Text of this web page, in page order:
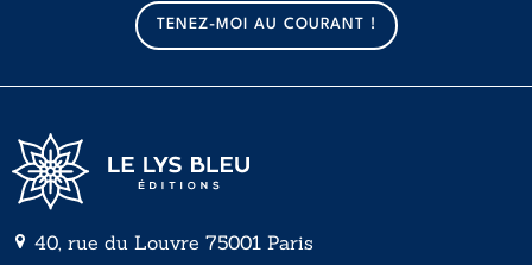
TENEZ-MOI AU COURANT !
40, rue du Louvre 75001 Paris